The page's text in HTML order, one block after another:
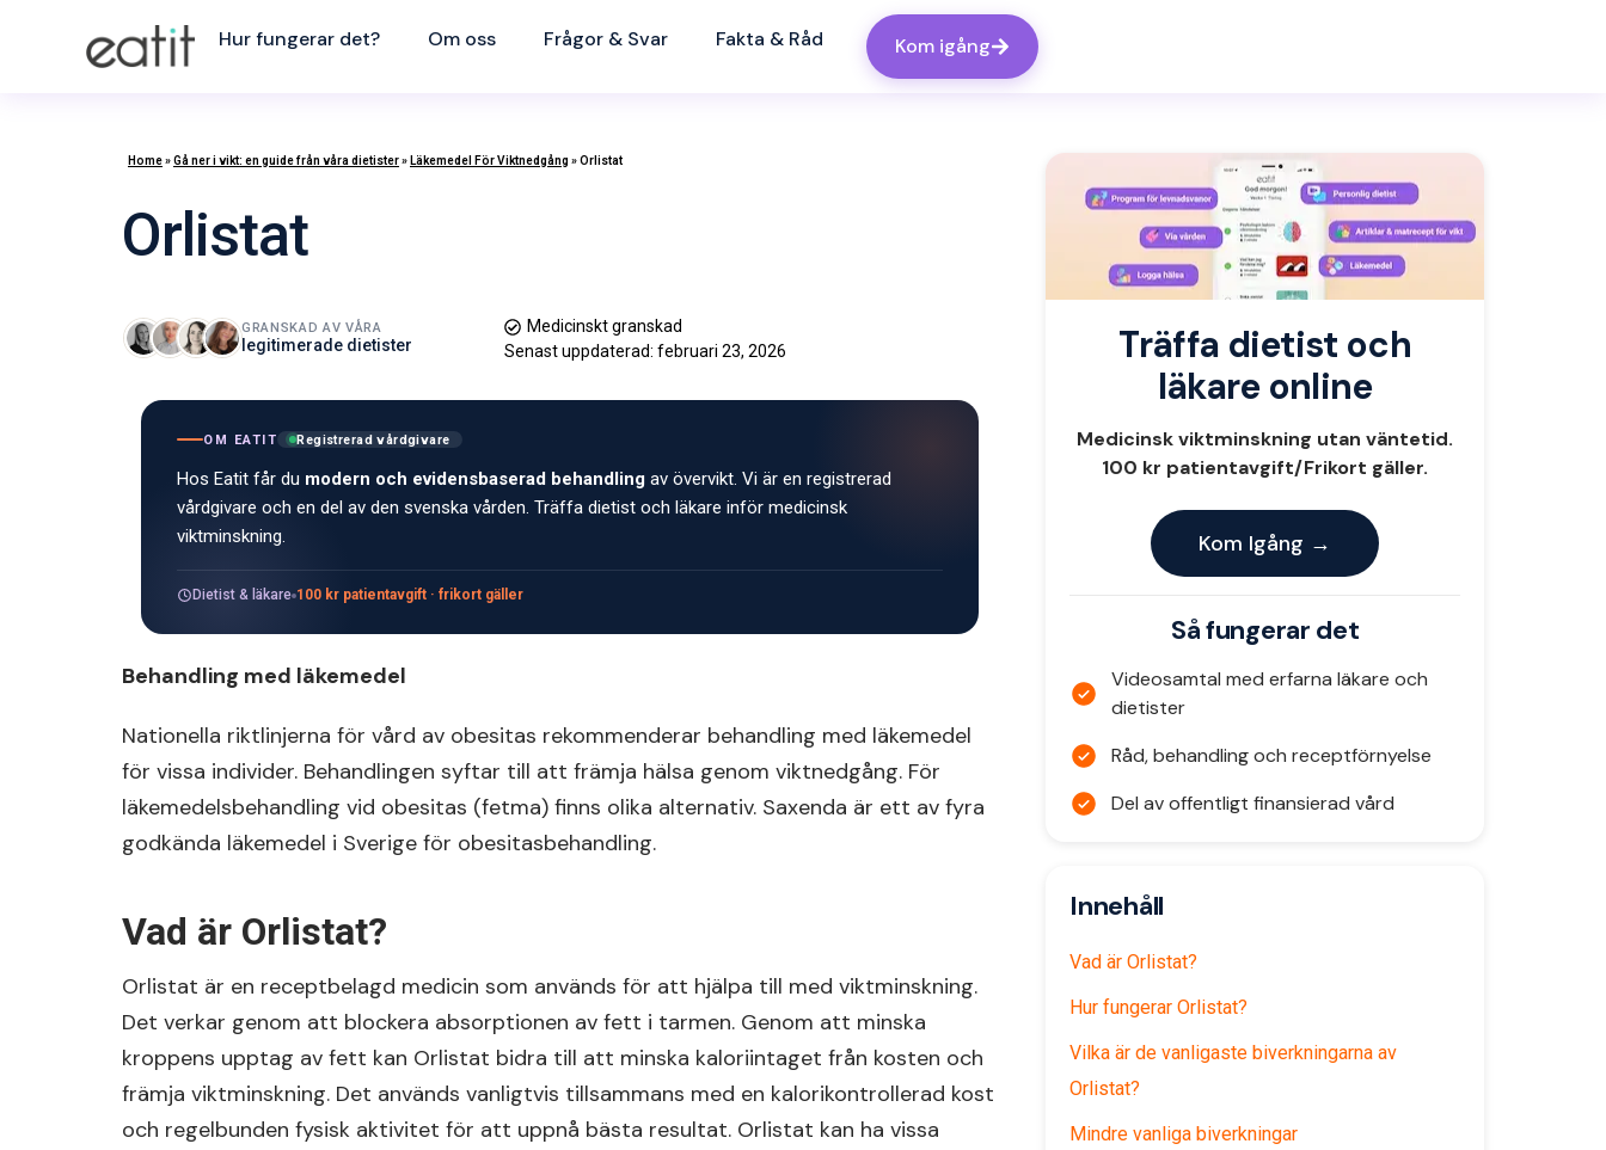
Hur fungerar det? Om oss Frågor & Svar Fakta & Råd Kom igång
Home»Gå ner i vikt: en guide från våra dietister» Läkemedel För Viktnedgång »Orlistat
Orlistat
GRANSKAD AV VÅRA
legitimerade dietister
Medicinskt granskad
Senast uppdaterad: februari 23, 2026
OM EATIT Registrerad vårdgivare
Hos Eatit får du modern och evidensbaserad behandling av övervikt. Vi är en registrerad
vårdgivare och en del av den svenska vården. Träffa dietist och läkare inför medicinsk
viktminskning.
Dietist & läkare 100 kr patientavgift · frikort gäller
Behandling med läkemedel
Nationella riktlinjerna för vård av obesitas rekommenderar behandling med läkemedel
för vissa individer. Behandlingen syftar till att främja hälsa genom viktnedgång. För
läkemedelsbehandling vid obesitas (fetma) finns olika alternativ. Saxenda är ett av fyra
godkända läkemedel i Sverige för obesitasbehandling.
Vad är Orlistat?
Orlistat är en receptbelagd medicin som används för att hjälpa till med viktminskning.
Det verkar genom att blockera absorptionen av fett i tarmen. Genom att minska
kroppens upptag av fett kan Orlistat bidra till att minska kaloriintaget från kosten och
främja viktminskning. Det används vanligtvis tillsammans med en kalorikontrollerad kost
och regelbunden fysisk aktivitet för att uppnå bästa resultat. Orlistat kan ha vissa
Träffa dietist och
läkare online
Medicinsk viktminskning utan väntetid.
100 kr patientavgift/Frikort gäller.
Kom Igång →
Så fungerar det
Videosamtal med erfarna läkare och
dietister
Råd, behandling och receptförnyelse
Del av offentligt finansierad vård
Innehåll
Vad är Orlistat?
Hur fungerar Orlistat?
Vilka är de vanligaste biverkningarna av
Orlistat?
Mindre vanliga biverkningar